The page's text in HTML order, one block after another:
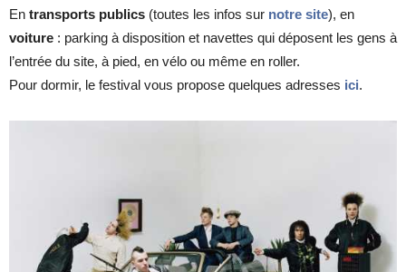
En transports publics (toutes les infos sur notre site), en
voiture : parking à disposition et navettes qui déposent les gens à
l’entrée du site, à pied, en vélo ou même en roller.
Pour dormir, le festival vous propose quelques adresses ici.